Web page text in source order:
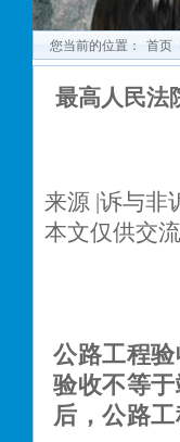
您当前的位置： 首页
最高人民法
来源 |诉与非
本文仅供交
公路工程
验收不等
后，公路